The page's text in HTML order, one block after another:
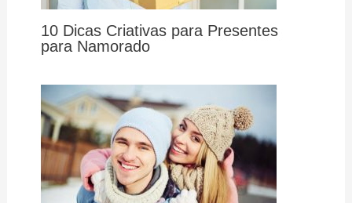
10 Dicas Criativas para Presentes
para Namorado